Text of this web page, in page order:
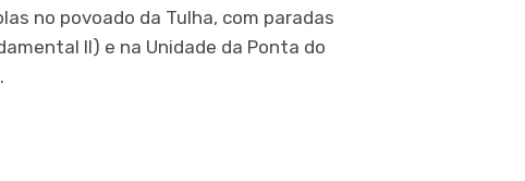
no povoado da Tulha, com paradas
II) e na Unidade da Ponta do